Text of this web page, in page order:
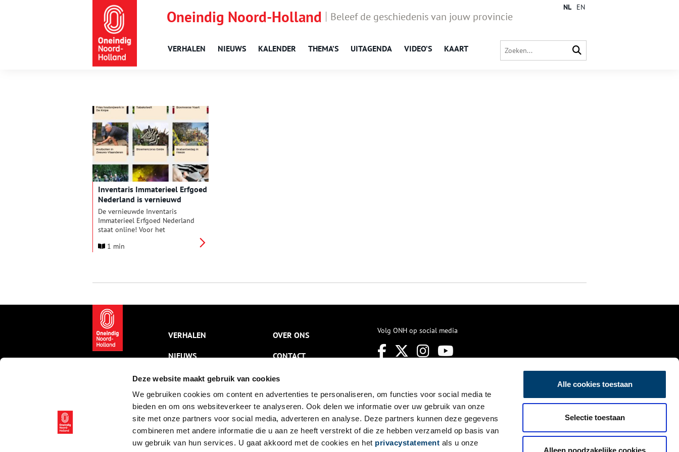
Deze website maakt gebruik van cookies
We gebruiken cookies om content en advertenties te personaliseren, om functies voor social media te
bieden en om ons websiteverkeer te analyseren. Ook delen we informatie over uw gebruik van onze
site met onze partners voor social media, adverteren en analyse. Deze partners kunnen deze gegevens
combineren met andere informatie die u aan ze heeft verstrekt of die ze hebben verzameld op basis van
uw gebruik van hun services. U gaat akkoord met de cookies en het privacystatement als u onze
Alle cookies toestaan
Selectie toestaan
Alleen noodzakelijke cookies
Oneindig Noord-Holland Beleef de geschiedenis van jouw provincie
VERHALEN NIEUWS KALENDER THEMA’S UITAGENDA VIDEO’S KAART
NL EN
Inventaris Immaterieel Erfgoed
Nederland is vernieuwd
De vernieuwde Inventaris
Immaterieel Erfgoed Nederland
staat online! Voor het
misschien niet veel anders. Toch
Netwerk Immaterieel Erfgoed
1 min
VERHALEN
NIEUWS
KALENDER
THEMA’S
ACTIVITEITEN
VIDEO’S
OVER ONS
CONTACT
NIEUWSBRIEF
DISCLAIMER
PRIVACY
TOEGANKELIJKHEID
Volg ONH op social media